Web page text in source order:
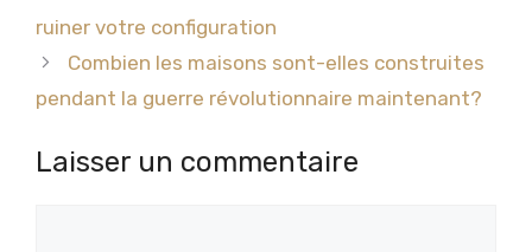
ruiner votre configuration
Combien les maisons sont-elles construites
pendant la guerre révolutionnaire maintenant?
Laisser un commentaire